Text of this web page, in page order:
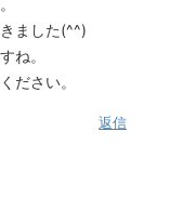
ました(^^)
ね。
ださい。
返信